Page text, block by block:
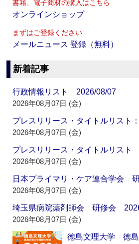
書籍、電子商材の購入はこちら
オンラインショップ
まずはご登録ください
メールニュース 登録（無料）
新着記事
行政情報リスト 2026/08/07
2026年08月07日 (金)
プレスリリース・タイトルリスト
2026年08月07日 (金)
プレスリリース・タイトルリスト
2026年08月07日 (金)
日本プライマリ・ケア連合学会
2026年08月07日 (金)
埼玉県病院薬剤師会 研修会
2026年08月07日 (金)
徳島文理大学 徳